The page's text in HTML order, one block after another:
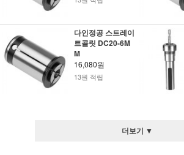
다인정공 스트레이
트콜릿 DC20-6M
M
16,080원
13원 적립
더보기 ▼